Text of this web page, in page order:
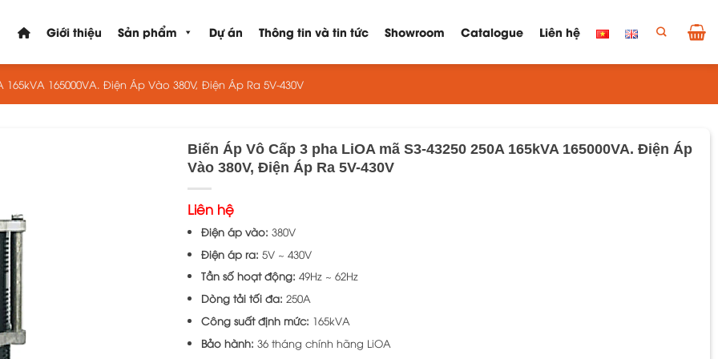
Giới thiệu Sản phẩm Dự án Thông tin và tin tức Showroom Catalogue Liên hệ
165000VA. Điện Áp Vào 380V, Điện Áp Ra 5V-430V
Biến Áp Vô Cấp 3 pha LiOA mã S3-43250 250A 165kVA 165000VA. Điện Áp
Vào 380V, Điện Áp Ra 5V-430V
Liên hệ
Điện áp vào: 380V
Điện áp ra: 5V ~ 430V
Tần số hoạt động: 49Hz ~ 62Hz
Dòng tải tối đa: 250A
Công suất định mức: 165kVA
Bảo hành: 36 tháng chính hãng LiOA